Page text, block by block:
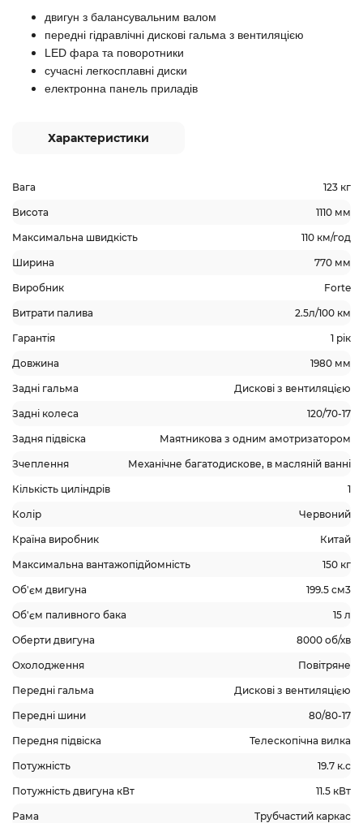
двигун з балансувальним валом
передні гідравлічні дискові гальма з вентиляцією
LED фара та поворотники
сучасні легкосплавні диски
електронна панель приладів
Характеристики
Вага 123 кг
Висота 1110 мм
Максимальна швидкість 110 км/год
Ширина 770 мм
Виробник Forte
Витрати палива 2.5л/100 км
Гарантія 1 рік
Довжина 1980 мм
Задні гальма Дискові з вентиляцією
Задні колеса 120/70-17
Задня підвіска Маятникова з одним амотризатором
Зчеплення Механічне багатодискове, в масляній ванні
Кількість циліндрів 1
Колір Червоний
Країна виробник Китай
Максимальна вантажопідйомність 150 кг
Об'єм двигуна 199.5 см3
Об'єм паливного бака 15 л
Оберти двигуна 8000 об/хв
Охолодження Повітряне
Передні гальма Дискові з вентиляцією
Передні шини 80/80-17
Передня підвіска Телескопічна вилка
Потужність 19.7 к.с
Потужність двигуна кВт 11.5 кВт
Рама Трубчастий каркас